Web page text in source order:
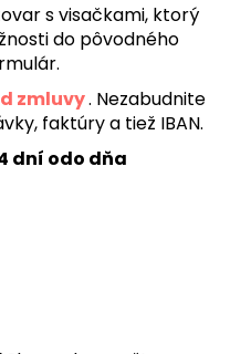
s visačkami, ktorý
do pôvodného
zmluvy. Nezabudnite
faktúry a tiež IBAN.
dní odo dňa